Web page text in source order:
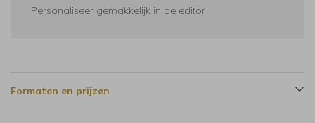
Personaliseer gemakkelijk in de editor
Formaten en prijzen